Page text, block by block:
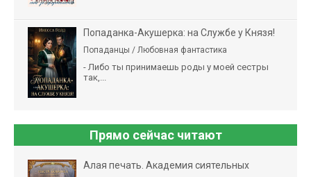
Попаданка-Акушерка: на Службе у Князя!
Попаданцы / Любовная фантастика
- Либо ты принимаешь роды у моей сестры
так,...
Прямо сейчас читают
Алая печать. Академия сиятельных